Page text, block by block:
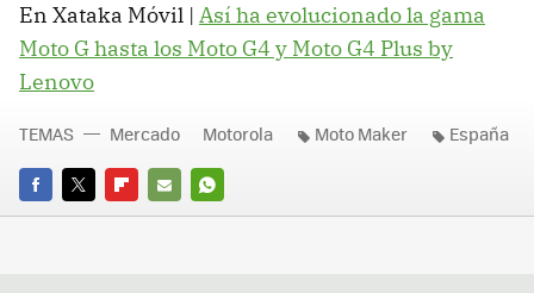
En Xataka Móvil | Así ha evolucionado la gama
Moto G hasta los Moto G4 y Moto G4 Plus by
Lenovo
FACEBOOK
TWITTERFLIPBOARD
E-
WHATSAPP
TEMAS Mercado Motorola Moto Maker España